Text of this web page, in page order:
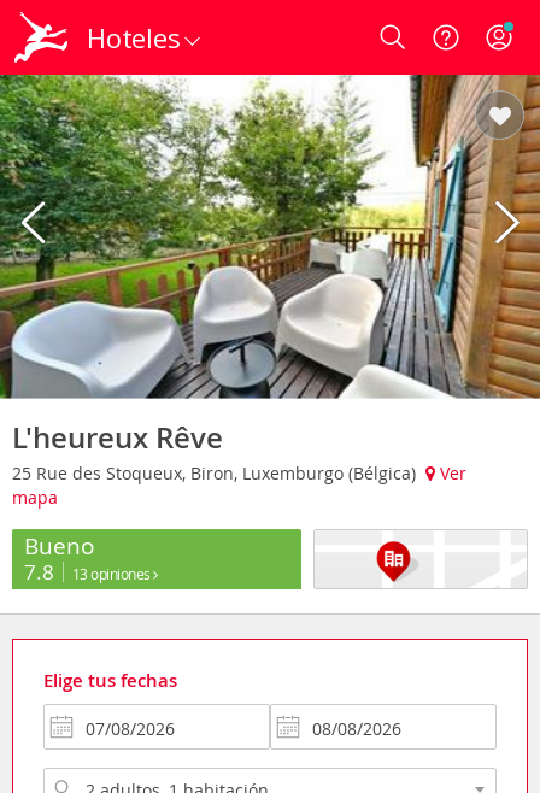
Hoteles Login
L'heureux Rêve
25 Rue des Stoqueux, Biron, Luxemburgo (Bélgica)
Ver
mapa
Bueno
7.8 13 opiniones
Elige tus fechas